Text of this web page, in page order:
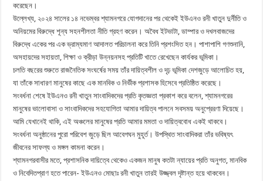
করেছেন।
উল্লেখ্য, ২০২৪ সালের ১৪ নভেম্বর শ্যামনগরে যোগদানের পর থেকেই ইউএনও রনী খাতুন দুর্নীতি ও
অনিয়মের বিরুদ্ধে শূন্য সহনশীলতা নীতি গ্রহণ করেন। অবৈধ ইটভাটা, ডাম্পার ও দখলবাজদের
বিরুদ্ধে একের পর এক ভ্রাম্যমাণ আদালত পরিচালনা করে তিনি প্রশংসিত হন। পাশাপাশি গণশুনানি,
অসহায়দের সহায়তা, শিক্ষা ও ক্রীড়া উন্নয়নসহ প্রতিটি খাতে রেখেছেন কার্যকর ভূমিকা।
চলতি বছরের শুরুতে রাজনৈতিক সংঘর্ষের সময় তাঁর দায়িত্বশীল ও দৃঢ় ভূমিকা দেশজুড়ে আলোচিত হয়,
যা তাঁকে সাধারণ মানুষের কাছে এক মানবিক ও নির্ভীক প্রশাসক হিসেবে প্রতিষ্ঠিত করেছে।
সংবর্ধনা শেষে ইউএনও রনী খাতুন সাংবাদিকদের প্রতি কৃতজ্ঞতা প্রকাশ করে বলেন, শ্যামনগরের
মানুষের ভালোবাসা ও সাংবাদিকদের সহযোগিতা আমার দায়িত্ব পালনে সবসময় অনুপ্রেরণা দিয়েছে।
আমি যেখানেই থাকি, এই অঞ্চলের মানুষের প্রতি আমার মমতা ও দায়িত্ববোধ একই থাকবে।
সংবর্ধনা অনুষ্ঠানের পুরো পরিবেশ জুড়ে ছিল আবেগঘন মুহূর্ত। উপস্থিত সাংবাদিকরা তাঁর ভবিষ্যৎ
জীবনের সাফল্য ও মঙ্গল কামনা করেন।
শ্যামনগরবাসীর মতে, প্রশাসনিক দায়িত্বে থেকেও একজন মানুষ কতটা ন্যায়ের প্রতি অনুগত, মানবিক
ও নিবেদিতপ্রাণ হতে পারেন- ইউএনও মোছাঃ রনী খাতুন তারই উজ্জ্বল দৃষ্টান্ত হয়ে থাকবেন।